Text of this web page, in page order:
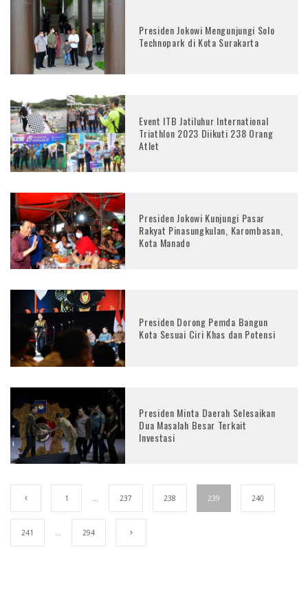
Presiden Jokowi Mengunjungi Solo
Technopark di Kota Surakarta
Event ITB Jatiluhur International
Triathlon 2023 Diikuti 238 Orang
Atlet
Presiden Jokowi Kunjungi Pasar
Rakyat Pinasungkulan, Karombasan,
Kota Manado
Presiden Dorong Pemda Bangun
Kota Sesuai Ciri Khas dan Potensi
Presiden Minta Daerah Selesaikan
Dua Masalah Besar Terkait
Investasi
1 … 237 238 239 240
241 … 294